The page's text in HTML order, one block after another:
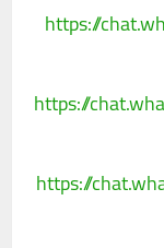
https://
https://
https://